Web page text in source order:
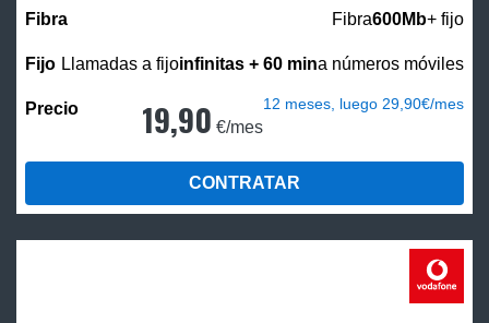
Fibra600Mb+ fijo
Llamadas a fijoinfinitas + 60 mina números móviles
19,90 €/mes
12 meses, luego 29,90€/mes
CONTRATAR